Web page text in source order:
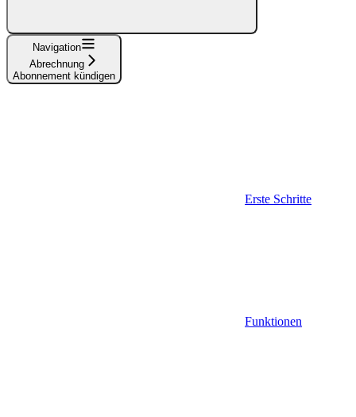
Navigation
Abrechnung
Abonnement kündigen
Erste Schritte
Funktionen